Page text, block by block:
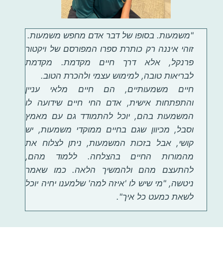
"משמעות. בסופו של דבר אדם מחפש משמעות.
זוהי איננה רק כותרת ספרו המפורסם של ויקטור
פרנקל, אלא דרך חיים מקדמת. מקדמת
לבריאות טובה, למימוש עצמי ולהכרת הטוב.
חיים משמעותיים, הם חיים מלאי עניין
והתפתחות אישית, אדם החי חיים שידועה לו
המשמעות בהם, יוכל להתמודד גם עם מאמץ
וסבל, מכיוון שגם בחיים ממוקדי משמעות, יש
קושי, אבל בזכות המשמעות, ניתן לצלוח את
מהמורות החיים בהצלחה. ללמוד מהם,
להתעצם מהם ולהמשיך הלאה. כמו שאמר
ניטשה, "מי שיש לו 'איזה למה' שלמענו יחיה יוכל
לשאת כמעט כל איך".